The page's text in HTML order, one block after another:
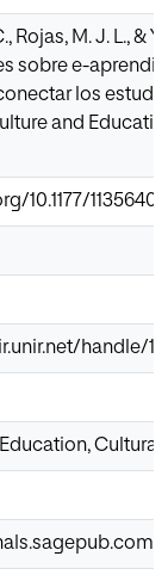
Rojas, M. J. L., &
sobre e-
los
and
10.1177/
handle/
Cultura